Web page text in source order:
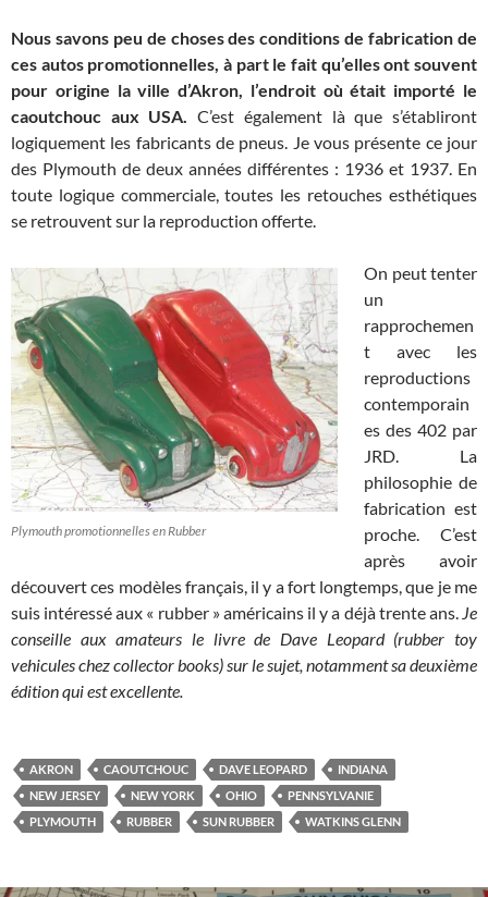
Nous savons peu de choses des conditions de fabrication de
ces autos promotionnelles, à part le fait qu’elles ont souvent
pour origine la ville d’Akron, l’endroit où était importé le
caoutchouc aux USA.
C’est également là que s’établiront
logiquement les fabricants de pneus. Je vous présente ce jour
des Plymouth de deux années différentes : 1936 et 1937. En
toute logique commerciale, toutes les retouches esthétiques
se retrouvent sur la reproduction offerte.
Plymouth promotionnelles en Rubber
On peut tenter
un
rapprochemen
t avec les
reproductions
contemporain
es des 402 par
JRD. La
philosophie de
fabrication est
proche. C’est
après avoir
découvert ces modèles français, il y a fort longtemps, que je me
suis intéressé aux « rubber » américains il y a déjà trente ans. Je
conseille aux amateurs le livre de Dave Leopard (rubber toy
vehicules chez collector books) sur le sujet, notamment sa deuxième
édition qui est excellente.
AKRON CAOUTCHOUC DAVE LEOPARD
INDIANA
NEW JERSEY
NEW YORK OHIO
PENNSYLVANIE
PLYMOUTH
RUBBER SUN RUBBER WATKINS GLENN